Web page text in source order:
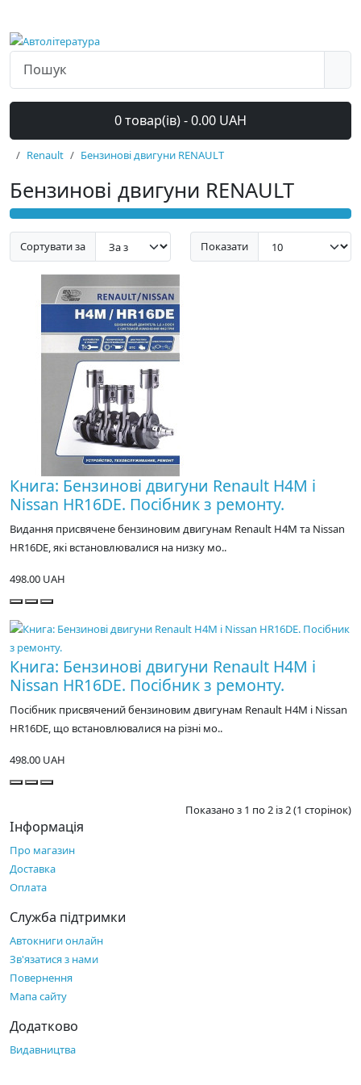
0 товар(ів) - 0.00 UAH
Renault Бензинові двигуни RENAULT
Бензинові двигуни RENAULT
Сортувати за Показати
Книга: Бензинові двигуни Renault H4M і
Nissan HR16DE. Посібник з ремонту.
Видання присвячене бензиновим двигунам Renault H4M та Nissan
HR16DE, які встановлювалися на низку мо..
498.00 UAH
Книга: Бензинові двигуни Renault H4M і
Nissan HR16DE. Посібник з ремонту.
Посібник присвячений бензиновим двигунам Renault H4M і Nissan
HR16DE, що встановлювалися на різні мо..
498.00 UAH
Показано з 1 по 2 із 2 (1 сторінок)
Інформація
Про магазин
Доставка
Оплата
Служба підтримки
Автокниги онлайн
Зв'язатися з нами
Повернення
Мапа сайту
Додатково
Видавництва